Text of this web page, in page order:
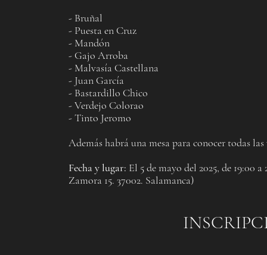
- Bruñal
- Puesta en Cruz
- Mandón
- Gajo Arroba
- Malvasía Castellana
- Juan García
- Bastardillo Chico
- Verdejo Colorao
- Tinto Jeromo
Además habrá una mesa para conocer todas
Fecha y lugar: El 5 de mayo del 2025, de 19:00
Zamora 15. 37002. Salamanca)